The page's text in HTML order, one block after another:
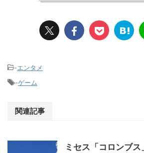
-エンタメ
-ゲーム
関連記事
ミセス「コロンブ